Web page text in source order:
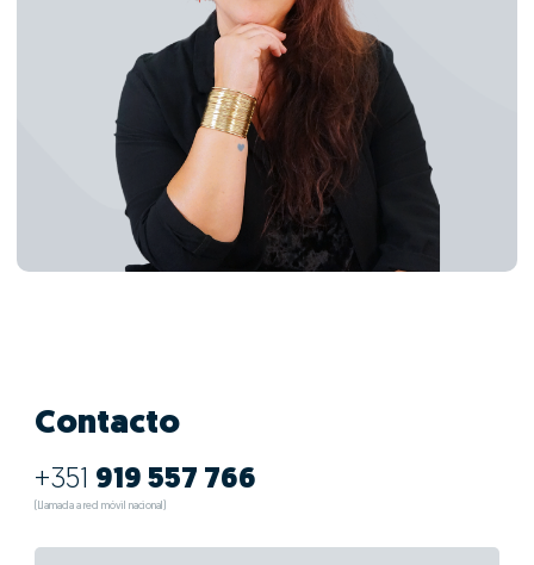
Contacto
+351 919 557 766
(Llamada a red móvil nacional)